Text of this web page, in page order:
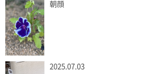
朝顔
2025.07.03